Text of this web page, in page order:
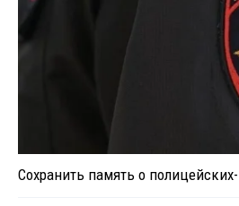
Сохранить память о